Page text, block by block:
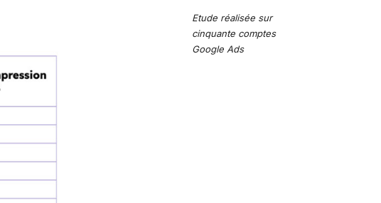
Etude réalisée sur
cinquante comptes
Google Ads